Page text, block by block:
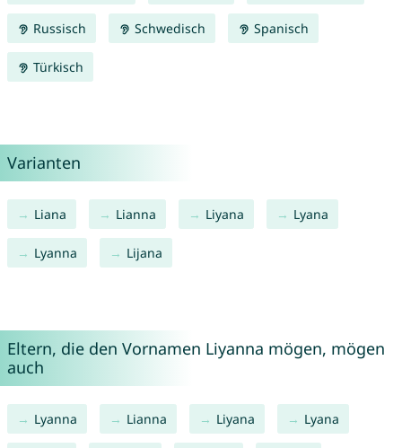
Russisch Schwedisch Spanisch
Türkisch
Varianten
Liana Lianna Liyana Lyana
Lyanna Lijana
Eltern, die den Vornamen Liyanna mögen, mögen
auch
Lyanna Lianna Liyana Lyana